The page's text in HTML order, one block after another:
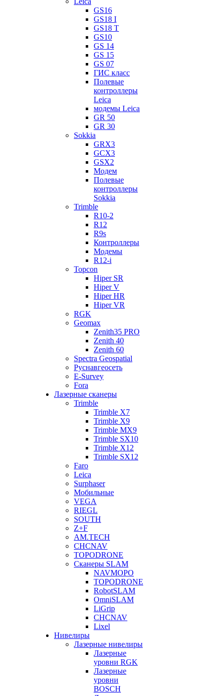
GS16
GS18 I
GS18 T
GS10
GS 14
GS 15
GS 07
ГИС класс
Полевые
контроллеры
Leica
модемы Leica
GR 50
GR 30
Sokkia
GRX3
GCX3
GSX2
Модем
Полевые
контроллеры
Sokkia
Trimble
R10-2
R12
R9s
Контроллеры
Модемы
R12-i
Topcon
Hiper SR
Hiper V
Hiper HR
Hiper VR
RGK
Geomax
Zenith35 PRO
Zenith 40
Zenith 60
Spectra Geospatial
Руснавгеосеть
E-Survey
Fora
Лазерные сканеры
Trimble
Trimble X7
Trimble X9
Trimble MX9
Trimble SX10
Trimble X12
Trimble SX12
Faro
Leica
Surphaser
Мобильные
VEGA
RIEGL
SOUTH
Z+F
AM.TECH
CHCNAV
TOPODRONE
Сканеры SLAM
NAVMOPO
TOPODRONE
RobotSLAM
OmniSLAM
LiGrip
CHCNAV
Lixel
Нивелиры
Лазерные нивелиры
Лазерные
уровни RGK
Лазерные
уровни
BOSCH